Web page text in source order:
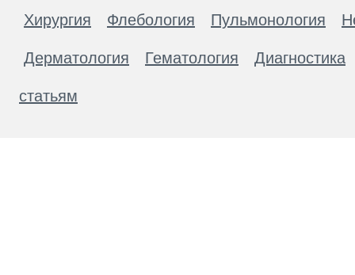
Хирургия Флебология Пульмонология
Дерматология Гематология Диагностика
статьям